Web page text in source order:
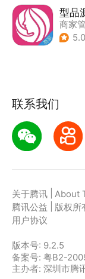
型品
商家
5.0
联系我们
关于腾讯 About
腾讯公益
版权所
用户协议
版本号: 9.2.5
备案号: 粤B2-
主办者: 深圳市腾